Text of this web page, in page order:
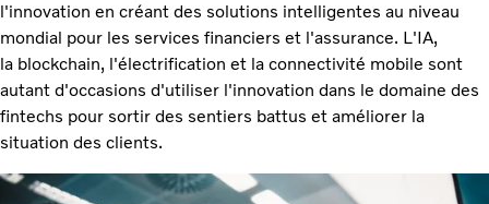
l'innovation en créant des solutions intelligentes au niveau
mondial pour les services financiers et l'assurance. L'IA,
la blockchain, l'électrification et la connectivité mobile sont
autant d'occasions d'utiliser l'innovation dans le domaine des
fintechs pour sortir des sentiers battus et améliorer la
situation des clients.